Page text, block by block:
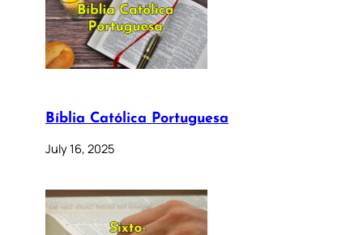
Bíblia Católica Portuguesa
July 16, 2025